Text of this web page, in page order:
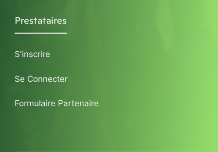
Prestataires
S'inscrire
Se Connecter
Formulaire Partenaire